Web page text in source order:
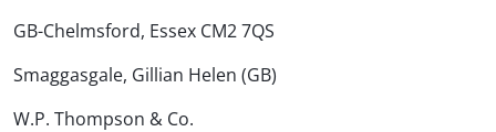
GB-Chelmsford, Essex CM2 7QS
Smaggasgale, Gillian Helen (GB)
W.P. Thompson & Co.